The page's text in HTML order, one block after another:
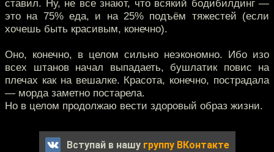
ставил. Ну, не все знают, что всякий бодибилдинг —
это на 75% еда, и на 25% подъём тяжестей (если
хочешь быть красивым, конечно).
Оно, конечно, в целом сильно неэкономно. Ибо изо
всех штанов начал выпадаеть, бушлатик повис на
плечах как на вешалке. Красота, конечно, пострадала
— морда заметно постарела.
Но в целом продолжаю вести здоровый образ жизни.
Вступай в нашу группу ВКонтакте